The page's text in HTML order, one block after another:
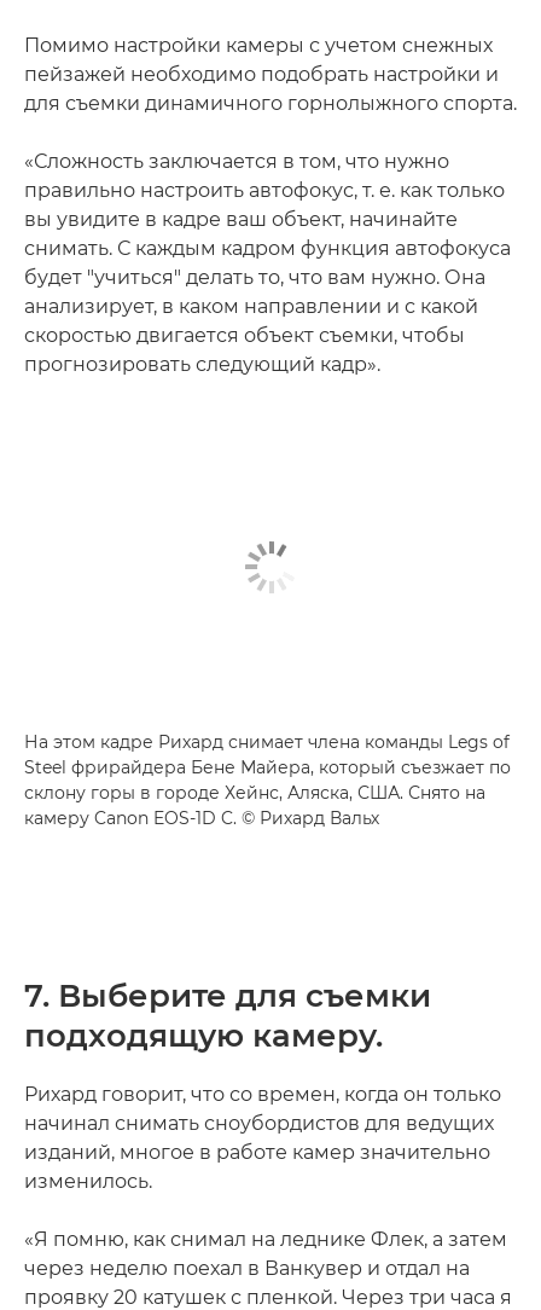
Помимо настройки камеры с учетом снежных
пейзажей необходимо подобрать настройки и
для съемки динамичного горнолыжного спорта.
«Сложность заключается в том, что нужно
правильно настроить автофокус, т. е. как только
вы увидите в кадре ваш объект, начинайте
снимать. С каждым кадром функция автофокуса
будет "учиться" делать то, что вам нужно. Она
анализирует, в каком направлении и с какой
скоростью двигается объект съемки, чтобы
прогнозировать следующий кадр».
На этом кадре Рихард снимает члена команды Legs of
Steel фрирайдера Бене Майера, который съезжает по
склону горы в городе Хейнс, Аляска, США. Снято на
камеру Canon EOS-1D C. © Рихард Вальх
7. Выберите для съемки
подходящую камеру.
Рихард говорит, что со времен, когда он только
начинал снимать сноубордистов для ведущих
изданий, многое в работе камер значительно
изменилось.
«Я помню, как снимал на леднике Флек, а затем
через неделю поехал в Ванкувер и отдал на
проявку 20 катушек с пленкой. Через три часа я